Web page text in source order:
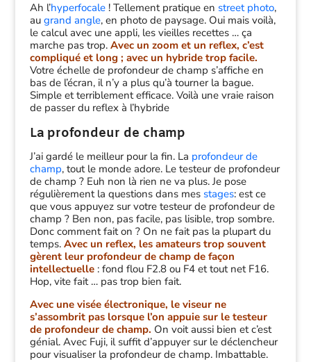
Ah l’hyperfocale! Tellement pratique en street photo,
au grand angle, en photo de paysage. Oui mais voilà,
le calcul avec une appli, les vieilles recettes … ça
marche pas trop. Avec un zoom et un reflex, c’est
compliqué et long ; avec un hybride trop facile.
Votre échelle de profondeur de champ s’affiche en
bas de l’écran, il n’y a plus qu’à tourner la bague.
Simple et terriblement efficace. Voilà une vraie raison
de passer du reflex à l’hybride
La profondeur de champ
J’ai gardé le meilleur pour la fin. La profondeur de
champ, tout le monde adore. Le testeur de profondeur
de champ ? Euh non là rien ne va plus. Je pose
régulièrement la questions dans mes stages: est ce
que vous appuyez sur votre testeur de profondeur de
champ ? Ben non, pas facile, pas lisible, trop sombre.
Donc comment fait on ? On ne fait pas la plupart du
temps. Avec un reflex, les amateurs trop souvent
gèrent leur profondeur de champ de façon
intellectuelle : fond flou F2.8 ou F4 et tout net F16.
Hop, vite fait … pas trop bien fait.
Avec une visée électronique, le viseur ne
s’assombrit pas lorsque l’on appuie sur le testeur
de profondeur de champ. On voit aussi bien et c’est
génial. Avec Fuji, il suffit d’appuyer sur le déclencheur
pour visualiser la profondeur de champ. Imbattable.